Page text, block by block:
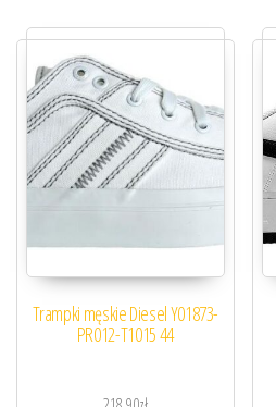
Trampki męskie Diesel Y01873-
PR012-T1015 44